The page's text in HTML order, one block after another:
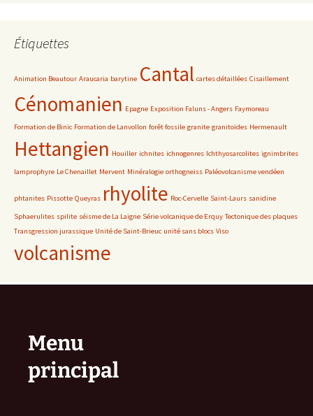
Étiquettes
Animation Beautour Araucaria barytine Cantal cartes détaillées Cisaillement
Cénomanien Epagne Exposition Faluns - Angers Faymoreau
Formation de Binic Formation de Lanvollon forêt fossile granite granitoïdes Hermenault
Hettangien Houiller ichnites ichnogenres Ichthyosarcolites ignimbrites
lamprophyre Le Chenaillet Mervent Minéralogie orthogneiss Paléovolcanisme vendéen
phtanites Pissotte Queyras rhyolite Roc-Cervelle Saint-Laurs sanidine
Sphaerulites spilite séisme de La Laigne Série volcanique de Erquy Tectonique des plaques
Transgression jurassique Unité de Saint-Brieuc unité sans blocs Viso
volcanisme
Menu
principal